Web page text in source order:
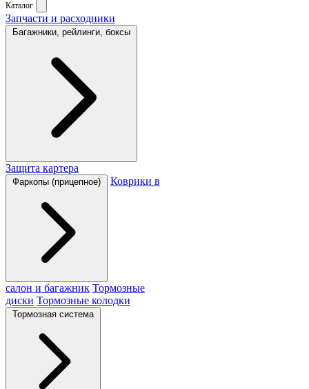
Каталог
Запчасти и расходники
Багажники, рейлинги, боксы
Защита картера
Фаркопы (прицепное) Коврики в
салон и багажник Тормозные
диски Тормозные колодки
Тормозная система